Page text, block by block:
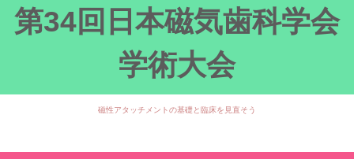
第34回日本磁気歯科学会
学術大会
磁性アタッチメントの基礎と臨床を見直そう